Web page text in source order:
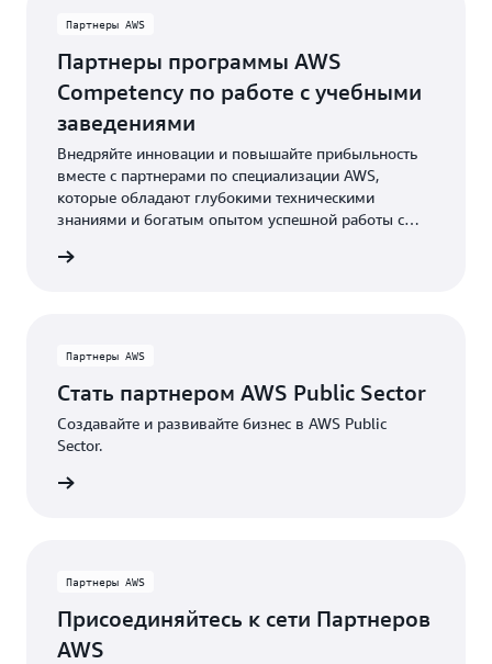
Партнеры AWS
Партнеры программы AWS
Competency по работе с учебными
заведениями
Внедряйте инновации и повышайте прибыльность
вместе с партнерами по специализации AWS,
которые обладают глубокими техническими
знаниями и богатым опытом успешной работы с
Партнеры AWS
Стать партнером AWS Public Sector
Создавайте и развивайте бизнес в AWS Public
Sector.
Партнеры AWS
Присоединяйтесь к сети Партнеров
AWS